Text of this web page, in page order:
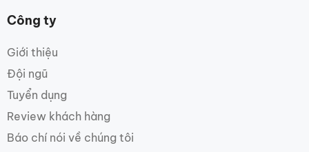
Công ty
Giới thiệu
Đội ngũ
Tuyển dụng
Review khách hàng
Báo chí nói về chúng tôi